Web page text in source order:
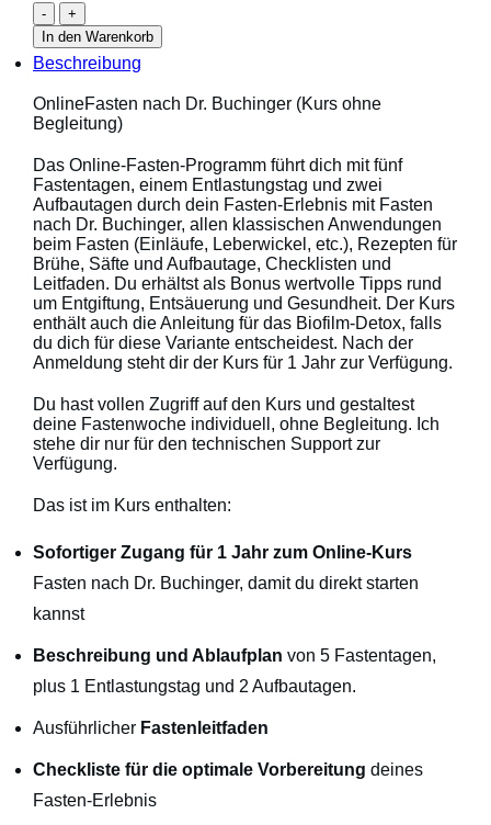
-
Online-
Fasten
nach
Dr.
|
Biofilm-
(ohne
Begleitung)
Menge
+
In den Warenkorb
Beschreibung
OnlineFasten nach Dr. Buchinger (Kurs ohne
Begleitung)
Das Online-Fasten-Programm führt dich mit fünf
Fastentagen, einem Entlastungstag und zwei
Aufbautagen durch dein Fasten-Erlebnis mit Fasten
nach Dr. Buchinger, allen klassischen Anwendungen
beim Fasten (Einläufe, Leberwickel, etc.), Rezepten für
Brühe, Säfte und Aufbautage, Checklisten und
Leitfaden. Du erhältst als Bonus wertvolle Tipps rund
um Entgiftung, Entsäuerung und Gesundheit. Der Kurs
enthält auch die Anleitung für das Biofilm-Detox, falls
du dich für diese Variante entscheidest. Nach der
Anmeldung steht dir der Kurs für 1 Jahr zur Verfügung.
Du hast vollen Zugriff auf den Kurs und gestaltest
deine Fastenwoche individuell, ohne Begleitung. Ich
stehe dir nur für den technischen Support zur
Verfügung.
Das ist im Kurs enthalten:
Sofortiger Zugang für 1 Jahr zum Online-Kurs
Fasten nach Dr. Buchinger, damit du direkt starten
kannst
Beschreibung und Ablaufplan von 5 Fastentagen,
plus 1 Entlastungstag und 2 Aufbautagen.
Ausführlicher Fastenleitfaden
Checkliste für die optimale Vorbereitung deines
Fasten-Erlebnis